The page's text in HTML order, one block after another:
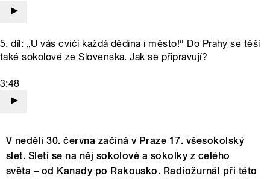
5. díl: „U vás cvičí každá dědina i město!“ Do Prahy se těší
také sokolové ze Slovenska. Jak se připravují?
3:48
V neděli 30. června začíná v Praze 17. všesokolský
slet. Sletí se na něj sokolové a sokolky z celého
světa – od Kanady po Rakousko. Radiožurnál při této